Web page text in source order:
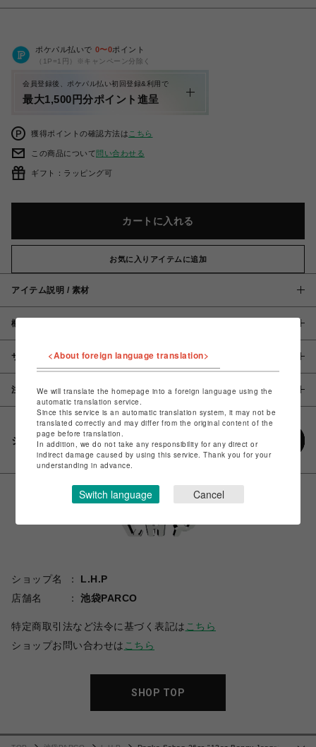
ポケパル払いで 0〜0ポイント
（1P=1円）※キャンペーン分除く
会員登録後、ポケパル払い初回登録&利用で
最大1,500円分ポイント進呈
獲得ポイントの確認方法は こちら
この商品について問い合わせる
ギフト：ラッピング可
カートに入れる
お気に入りアイテムに追加
アイテム説明 / 素材
概要
サイズ
注意事項
シェアする
ショップ名
L.H.P
店舗名
池袋PARCO
特定商取引法など法令に基づく表記は こちら
ショップお問い合わせは こちら
SHOP TOP
<About foreign language translation>
We will translate the homepage into a foreign language using the
automatic translation service.
Since this service is an automatic translation system, it may not be
translated correctly and may differ from the original content of the
page before translation.
In addition, we do not take any responsibility for any direct or
indirect damage caused by using this service. Thank you for your
understanding in advance.
Switch language Cancel